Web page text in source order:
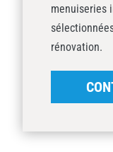
menuiseries
rénovation.